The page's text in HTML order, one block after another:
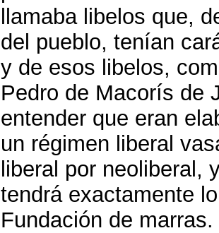
llamaba libelos que,
del pueblo, tenían
y de esos libelos,
Pedro de Macorís de
entender que eran
un régimen liberal
liberal por neoliberal,
tendrá exactamente
Fundación de marras.